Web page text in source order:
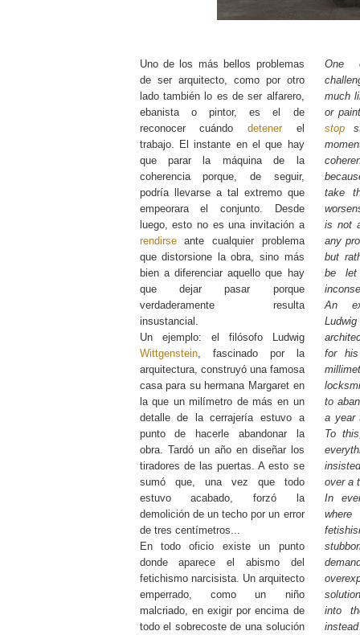
Uno de los más bellos problemas
de ser arquitecto, como por otro
lado también lo es de ser alfarero,
ebanista o pintor, es el de
reconocer cuándo detenerel
trabajo. El instante en el que hay
que parar la máquina de la
coherencia porque, de seguir,
podría llevarse a tal extremo que
empeorara el conjunto. Desde
luego, esto no es una invitación a
rendirseante cualquier problema
que distorsione la obra, sino más
bien a diferenciar aquello que hay
que dejar pasar porque
verdaderamente resulta
insustancial.
Un ejemplo: el filósofo Ludwig
Wittgenstein, fascinado por la
arquitectura, construyó una famosa
casa para su hermana Margaret en
la que un milímetro de más en un
detalle de la cerrajería estuvo a
punto de hacerle abandonar la
obra. Tardó un año en diseñar los
tiradores de las puertas. A esto se
sumó que, una vez que todo
estuvo acabado, forzó la
demolición de un techo por un error
de tres centímetros...
En todo oficio existe un punto
donde aparece el abismo del
fetichismo narcisista. Un arquitecto
emperrado, como un niño
malcriado, en exigir por encima de
todo el sobrecoste de una solución
One
much
or
stop
take
is not
any
but
be
An
for
to
a year
To
over a
In
into